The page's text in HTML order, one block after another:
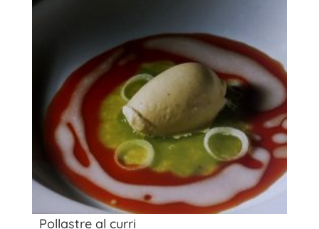
Pollastre al curri